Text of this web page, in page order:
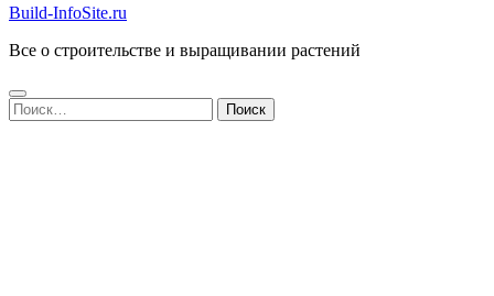
Build-InfoSite.ru
Все о строительстве и выращивании растений
Найти: